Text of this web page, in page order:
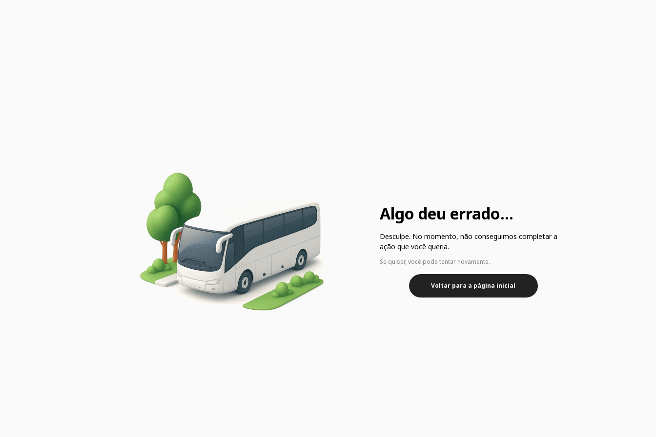
Algo deu errado...
Desculpe. No momento, não conseguimos completar a
ação que você queria.
Se quiser, você pode tentar novamente.
Voltar para a página inicial